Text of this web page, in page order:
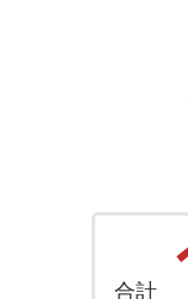
合計